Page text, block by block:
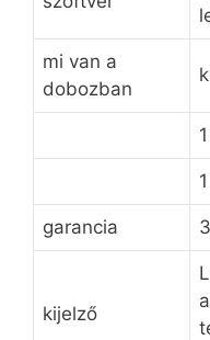
mi van a
dobozban
garancia
kijelző